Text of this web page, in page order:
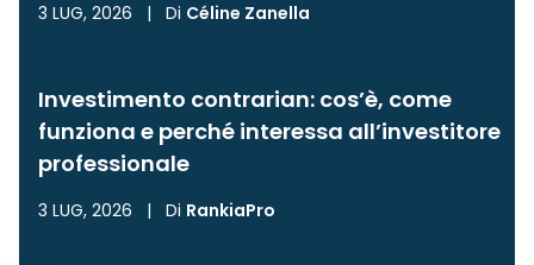
3 LUG, 2026 | Di Céline Zanella
Investimento contrarian: cos’è, come
funziona e perché interessa all’investitore
professionale
3 LUG, 2026 | Di RankiaPro